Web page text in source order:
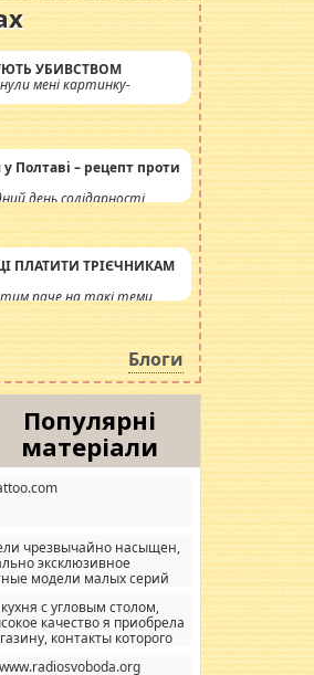
УБИВСТВОМ
мені картинку-
у Полтаві – рецепт проти
день солідарності
ПЛАТИТИ ТРІЄЧНИКАМ
тим паче на такі теми,
Обурюють сьогоднішні
питання.
ще одна соціальна
Блоги
Популярні
матеріали
чрезвычайно насыщен,
эксклюзивное
модели малых серий
формы, в MebelOk,
вкусом все в порядке,
мебель, а это не
с угловым столом,
качество я приобрела
контакты которого